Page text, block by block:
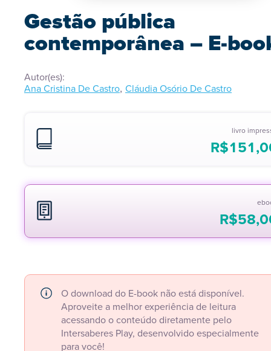
Gestão pública
contemporânea – E-
Autor(es):
Ana Cristina De Castro, Cláudia Osório De Castro
livro
R$
R$
O download do E-book não está disponível.
Aproveite a melhor experiência de leitura
acessando o conteúdo diretamente pelo
Intersaberes Play, desenvolvido especialmente
para você!